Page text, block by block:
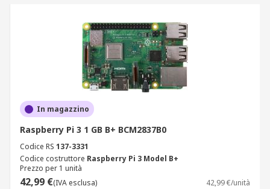
In magazzino
Raspberry Pi 3 1 GB B+ BCM2837B0
Codice RS 137-3331
Codice costruttore Raspberry Pi 3 Model B+
Prezzo per 1 unità
42,99 €(IVA esclusa) 42,99 €/unità